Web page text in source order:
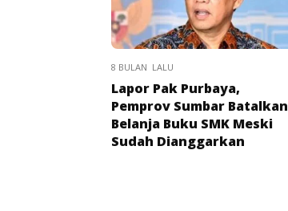
8 BULAN LALU
Lapor Pak Purbaya,
Pemprov Sumbar Batalkan
Belanja Buku SMK Meski
Sudah Dianggarkan